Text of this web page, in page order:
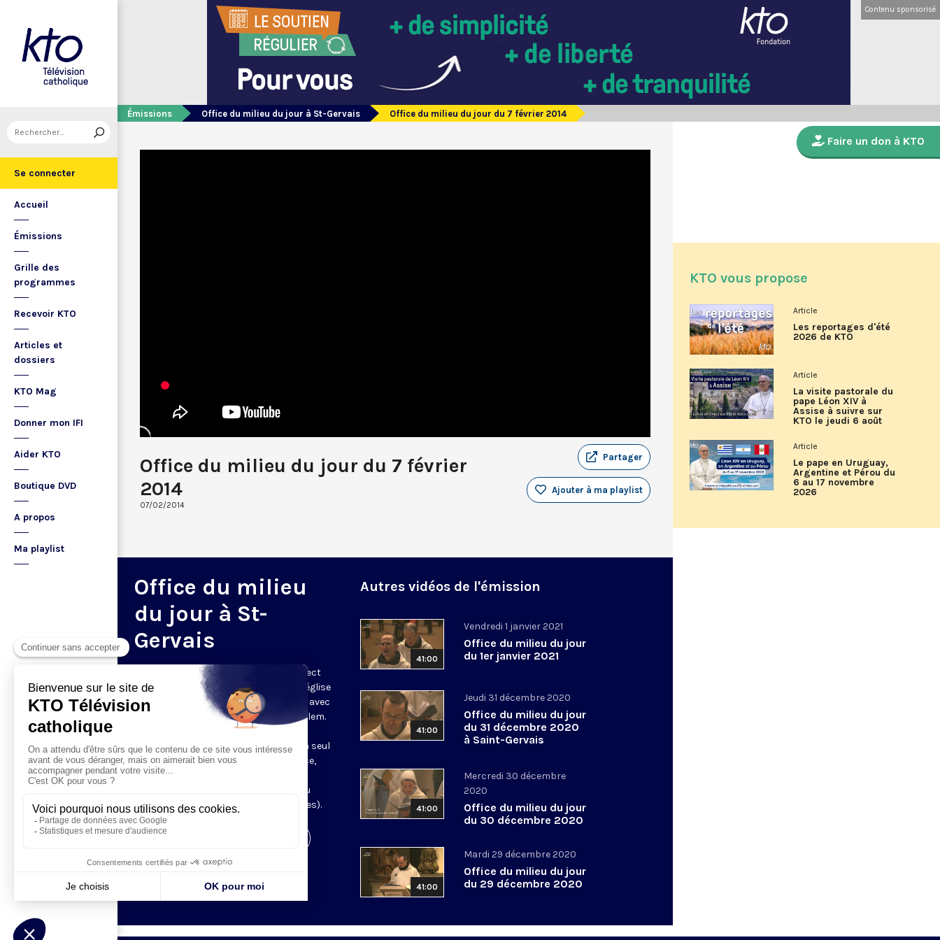
Se connecter
Accueil
Émissions
Grille des
programmes
Recevoir KTO
Articles et
dossiers
KTO Mag
Donner mon IFI
Aider KTO
Boutique DVD
A propos
Ma playlist
Contenu sponsorisé
Émissions Office du milieu du jour à St-Gervais Office du milieu du jour du 7 février 2014
Office du milieu du jour du 7 février
2014
07/02/2014
Partager
Ajouter à ma playlist
Office du milieu
du jour à St-
Gervais
Du mardi au samedi, KTO diffuse en direct
l’office du milieu du jour, en direct de l’église
Saint-Gervais-Saint-Protais (Paris 4e), avec
les Fraternités Monastiques de Jérusalem.
L’Office du Milieu du Jour regroupe, en
particulier, «au milieu du jour» et en un seul
office, les heures monastiques de Tierce,
Sexte et None. Il permet à l’Église de
retrouver son Seigneur entre l’office du
matin (Laudes) et l’office du soir (Vêpres).
Autres vidéos de l'émission
41:00
Vendredi 1 janvier 2021
Office du milieu du jour
du 1er janvier 2021
41:00
Jeudi 31 décembre 2020
Office du milieu du jour
du 31 décembre 2020
à Saint-Gervais
41:00
Mercredi 30 décembre
2020
Office du milieu du jour
du 30 décembre 2020
41:00
Mardi 29 décembre 2020
Office du milieu du jour
du 29 décembre 2020
Faire un don à KTO
KTO vous propose
Article
Les reportages d'été
2026 de KTO
Article
La visite pastorale du
pape Léon XIV à
Assise à suivre sur
KTO le jeudi 6 août
Article
Le pape en Uruguay,
Argentine et Pérou du
6 au 17 novembre
2026